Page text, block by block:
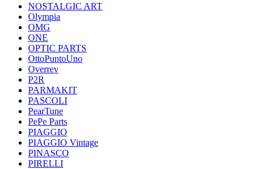
NOSTALGIC ART
Olympia
OMG
ONE
OPTIC PARTS
OttoPuntoUno
Overrev
P2R
PARMAKIT
PASCOLI
PearTune
PePe Parts
PIAGGIO
PIAGGIO Vintage
PINASCO
PIRELLI